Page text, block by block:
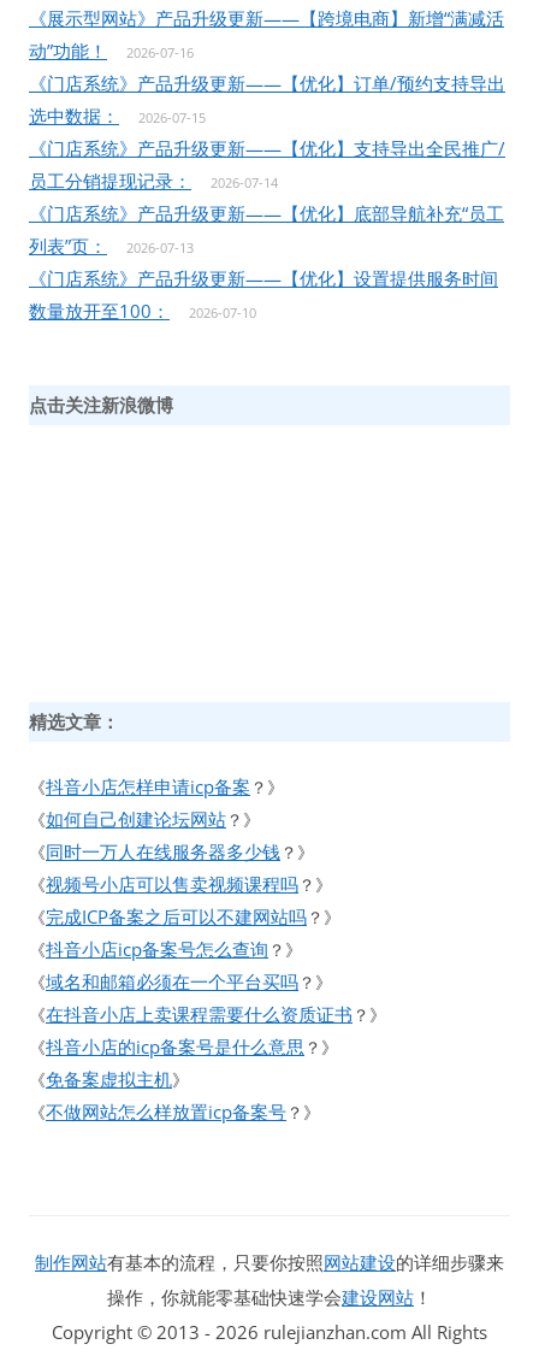
《展示型网站》产品升级更新——【跨境电商】新增“满减活
动”功能！
2026-07-16
《门店系统》产品升级更新——【优化】订单/预约支持导出
选中数据：
2026-07-15
《门店系统》产品升级更新——【优化】支持导出全民推广/
员工分销提现记录：
2026-07-14
《门店系统》产品升级更新——【优化】底部导航补充“员工
列表”页：
2026-07-13
《门店系统》产品升级更新——【优化】设置提供服务时间
数量放开至100：
2026-07-10
点击关注新浪微博
精选文章：
《抖音小店怎样申请icp备案 ？》
《如何自己创建论坛网站 ？》
《同时一万人在线服务器多少钱 ？》
《视频号小店可以售卖视频课程吗 ？》
《完成ICP备案之后可以不建网站吗 ？》
《抖音小店icp备案号怎么查询 ？》
《域名和邮箱必须在一个平台买吗 ？》
《在抖音小店上卖课程需要什么资质证书 ？》
《抖音小店的icp备案号是什么意思 ？》
《免备案虚拟主机》
《不做网站怎么样放置icp备案号 ？》
制作网站有基本的流程，只要你按照网站建设的详细步骤来
操作，你就能零基础快速学会建设网站 ！
Copyright © 2013 - 2026 rulejianzhan.com All Rights